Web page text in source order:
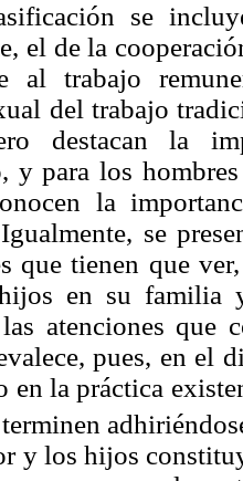
se
el de la
al trabajo
del trabajo
destacan la
y para los
la
se
que tienen que
en su familia
atenciones que
pues, en
en la práctica
y los hijos